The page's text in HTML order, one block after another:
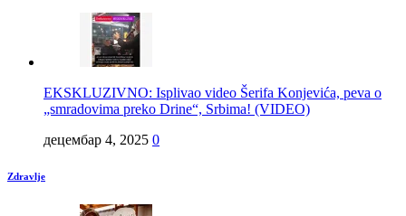
EKSKLUZIVNO: Isplivao video Šerifa Konjevića, peva o
„smradovima preko Drine“, Srbima! (VIDEO)
децембар 4, 2025 0
Zdravlje